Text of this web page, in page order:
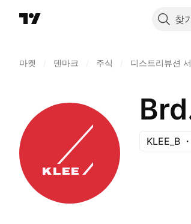
찾
마켓 덴마크 주식 디스트리뷰션
KLEE_B